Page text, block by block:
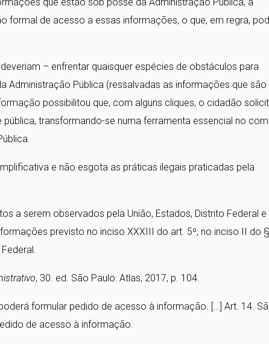
formal de acesso a essas informações, o que, em regra,
– enfrentar quaisquer espécies de obstáculos para
Administração Pública (ressalvadas as informações que são
possibilitou que, com alguns cliques, o cidadão
transformando-se numa ferramenta essencial no
e não esgota as práticas ilegais praticadas pela
a serem observados pela União, Estados, Distrito Federal e
previsto no inciso XXXIII do art. 5º, no inciso II do
, 30. ed. São Paulo: Atlas, 2017, p. 104.
formular pedido de acesso à informação. […] Art. 14.
de acesso à informação.